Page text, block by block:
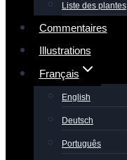
Liste des plantes
Commentaires
Illustrations
Français
English
Deutsch
Português